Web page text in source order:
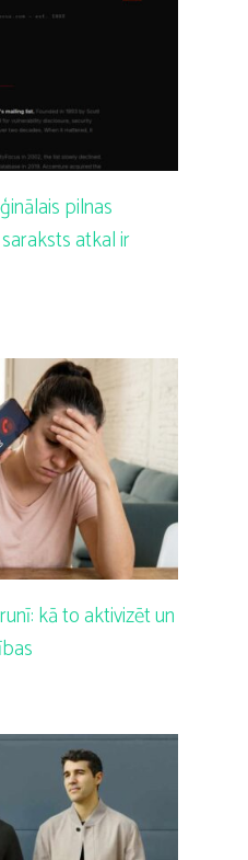
pilnas
atkal ir
kā to aktivizēt un